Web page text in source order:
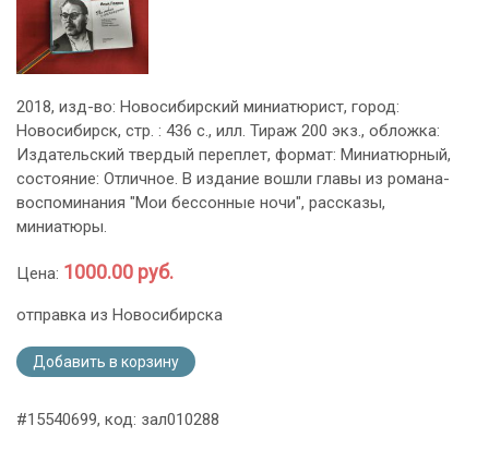
2018, изд-во: Новосибирский миниатюрист, город:
Новосибирск, стр. : 436 с., илл. Тираж 200 экз., обложка:
Издательский твердый переплет, формат: Миниатюрный,
состояние: Отличное. В издание вошли главы из романа-
воспоминания "Мои бессонные ночи", рассказы,
миниатюры.
Цена: 1000.00 руб.
отправка из Новосибирска
Добавить в корзину
#15540699, код: зал010288